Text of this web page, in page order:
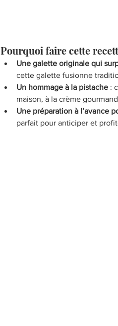
Pourquoi faire cette
Une galette originale qui
cette galette fusionne
Un hommage à la pistache :
maison, à la crème
Une préparation à l’avance
parfait pour anticiper et